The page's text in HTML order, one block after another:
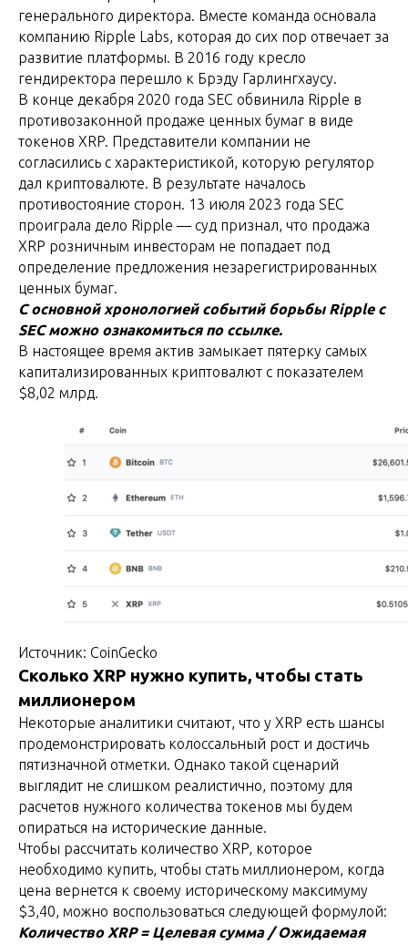
генерального директора. Вместе команда основала
компанию Ripple Labs, которая до сих пор отвечает за
развитие платформы. В 2016 году кресло
гендиректора перешло к Брэду Гарлингхаусу.
В конце декабря 2020 года SEC обвинила Ripple в
противозаконной продаже ценных бумаг в виде
токенов XRP. Представители компании не
согласились с характеристикой, которую регулятор
дал криптовалюте. В результате началось
противостояние сторон. 13 июля 2023 года SEC
проиграла дело Ripple — cуд признал, что продажа
XRP розничным инвесторам не попадает под
определение предложения незарегистрированных
ценных бумаг.
С основной хронологией событий борьбы Ripple с
SEC можно ознакомиться по ссылке.
В настоящее время актив замыкает пятерку самых
капитализированных криптовалют с показателем
$8,02 млрд.
Источник: CoinGecko
Сколько XRP нужно купить, чтобы стать
миллионером
Некоторые аналитики считают, что у XRP есть шансы
продемонстрировать колоссальный рост и достичь
пятизначной отметки. Однако такой сценарий
выглядит не слишком реалистично, поэтому для
расчетов нужного количества токенов мы будем
опираться на исторические данные.
Чтобы рассчитать количество XRP, которое
необходимо купить, чтобы стать миллионером, когда
цена вернется к своему историческому максимуму
$3,40, можно воспользоваться следующей формулой:
Количество XRP = Целевая сумма / Ожидаемая